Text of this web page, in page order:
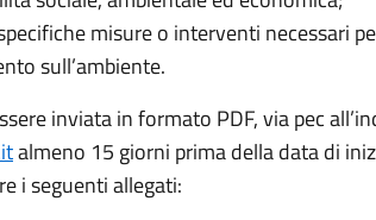
misure o interventi necessari
sull’ambiente.
inviata in formato PDF, via pec
almeno 15 giorni prima della data di
i seguenti allegati: